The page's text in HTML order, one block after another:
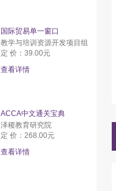
国际贸易单一窗口
教学与培训资源开发项目组
定 价：39.00元
查看详情
ACCA中文通关宝典
泽稷教育研究院
定 价：268.00元
查看详情